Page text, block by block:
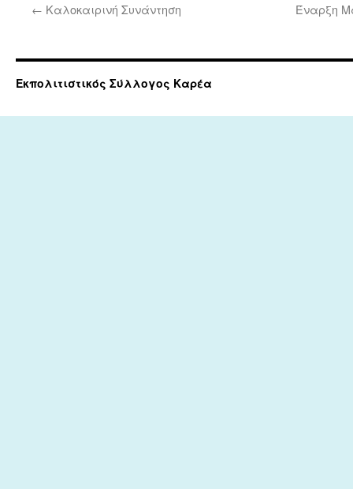
← Καλοκαιρινή Συνάντηση Έναρξη
Εκπολιτιστικός Σύλλογος Καρέα